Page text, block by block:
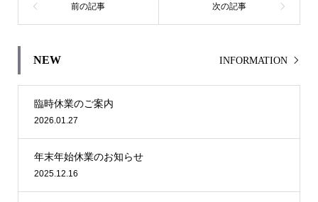
NEW INFORMATION
臨時休業のご案内
2026.01.27
年末年始休業のお知らせ
2025.12.16